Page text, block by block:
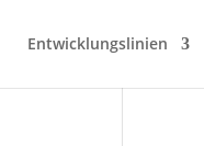
Entwicklungslinien